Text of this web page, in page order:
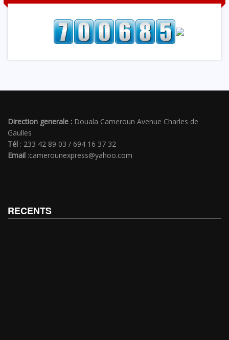
Direction generale : Douala Cameroun Avenue Charles de
Gaulles
Tél : 233 42 89 03 / 694 16 37 32
Email :camerounexpress@yahoo.com
RECENTS